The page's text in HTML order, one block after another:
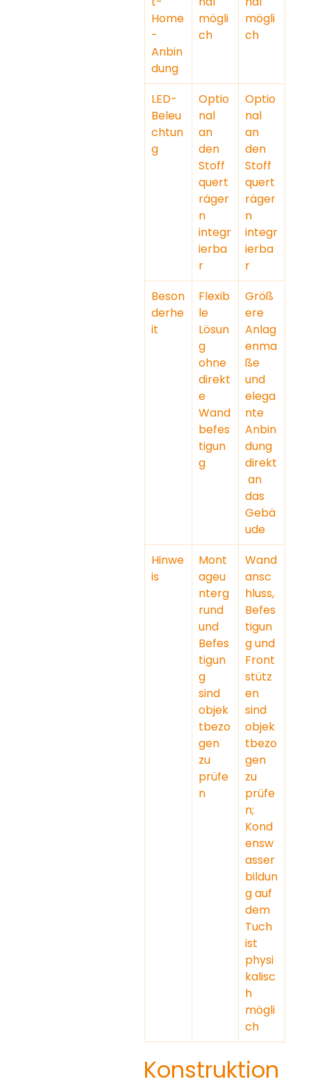
Home
-
Anbin
dung
mögli
ch
mögli
ch
LED-
Beleu
chtun
g
Optio
nal
an
den
Stoff
quert
räger
n
integr
ierba
r
Optio
nal
an
den
Stoff
quert
räger
n
integr
ierba
r
Beson
derhe
it
Flexib
le
Lösun
g
ohne
direkt
e
Wand
befes
tigun
g
Größ
ere
Anlag
enma
ße
und
elega
nte
Anbin
dung
direkt
an
das
Gebä
ude
Hinwe
is
Mont
ageu
nterg
rund
und
Befes
tigun
g
sind
objek
tbezo
gen
zu
prüfe
n
Wand
ansc
hluss,
Befes
tigun
g und
Front
stütz
en
sind
objek
tbezo
gen
zu
prüfe
n;
Kond
ensw
asser
bildun
g auf
dem
Tuch
ist
physi
kalisc
h
mögli
ch
Konstruktion